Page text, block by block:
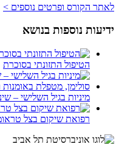
לאתר הקורס ופרטים נוספים >
ידיעות נוספות בנושא
הטיפול התזונתי בסוכרת
מיניות בגיל השלישי –
רפואת שיקום בצל